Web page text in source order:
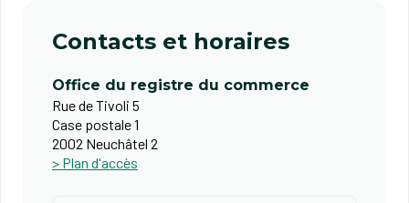
Contacts et horaires
Office du registre du commerce
Rue de Tivoli 5
Case postale 1
2002 Neuchâtel 2
> Plan d'accès